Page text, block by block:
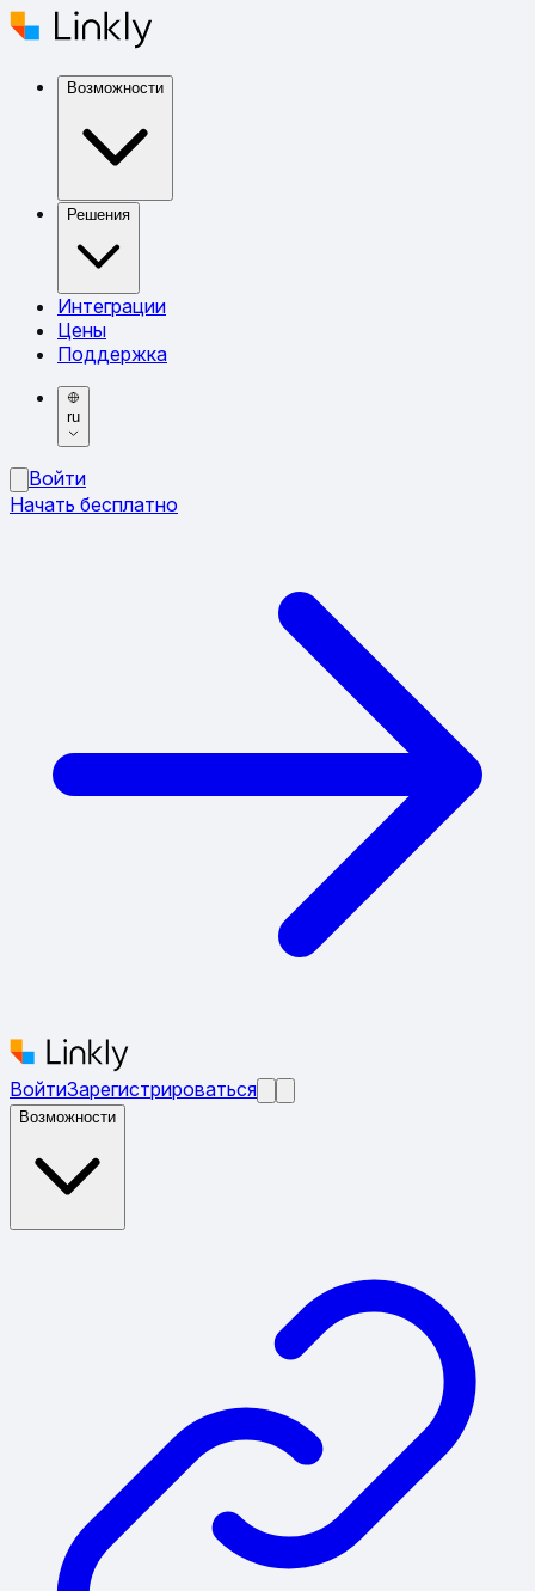
Возможности
Решения
Интеграции
Цены
Поддержка
ru
Войти
Начать бесплатно
ВойтиЗарегистрироваться
Возможности